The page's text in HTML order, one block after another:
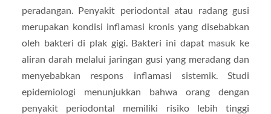
peradangan. Penyakit periodontal atau radang gusi
merupakan kondisi inflamasi kronis yang disebabkan
oleh bakteri di plak gigi. Bakteri ini dapat masuk ke
aliran darah melalui jaringan gusi yang meradang dan
menyebabkan respons inflamasi sistemik. Studi
epidemiologi menunjukkan bahwa orang dengan
penyakit periodontal memiliki risiko lebih tinggi